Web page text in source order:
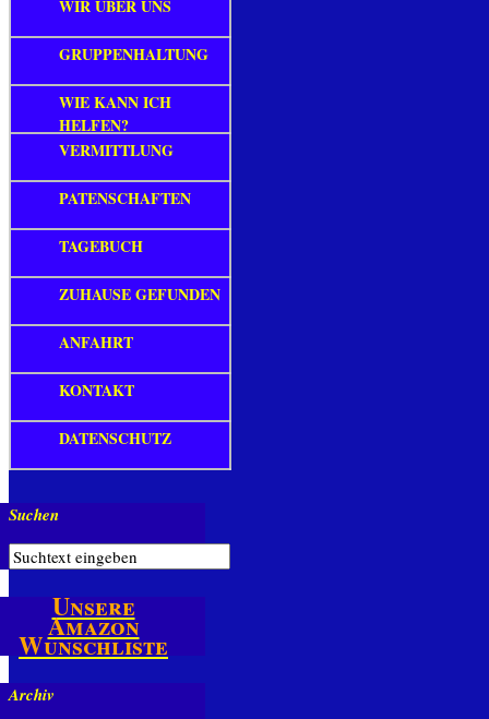
WIR ÜBER UNS
GRUPPENHALTUNG
WIE KANN ICH
HELFEN?
VERMITTLUNG
PATENSCHAFTEN
TAGEBUCH
ZUHAUSE GEFUNDEN
ANFAHRT
KONTAKT
DATENSCHUTZ
Suchen
Unsere
Amazon
Wunschliste
Archiv